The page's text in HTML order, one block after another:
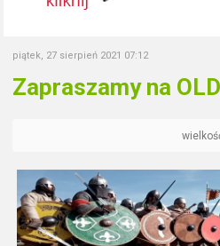
piątek, 27 sierpień 2021 07:12
Zapraszamy na